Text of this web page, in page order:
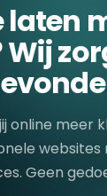
laten
Wij
online meer
Geen